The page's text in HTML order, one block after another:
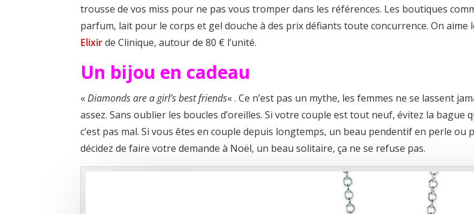
trousse de vos miss pour ne pas vous tromper dans les références. Les boutiques
parfum, lait pour le corps et gel douche à des prix défiants toute concurrence. On aime
Elixirde Clinique, autour de 80 € l’unité.
Un bijou en cadeau
«Diamonds are a girl’s best friends« . Ce n’est pas un mythe, les femmes ne se lassent
assez. Sans oublier les boucles d’oreilles. Si votre couple est tout neuf, évitez la
c’est pas mal. Si vous êtes en couple depuis longtemps, un beau pendentif en perle
décidez de faire votre demande à Noël, un beau solitaire, ça ne se refuse pas.